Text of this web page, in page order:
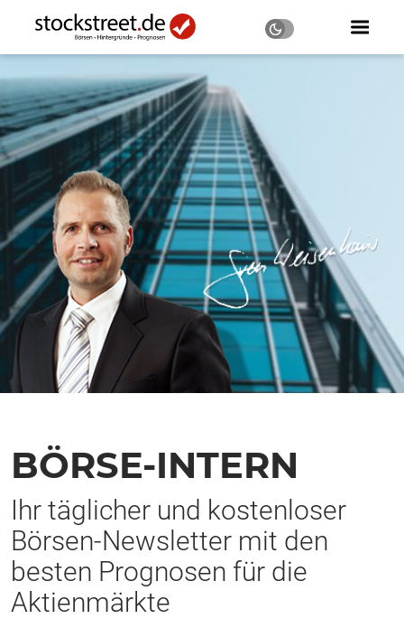
BÖRSE-INTERN
Ihr täglicher und kostenloser
Börsen-Newsletter mit den
besten Prognosen für die
Aktienmärkte